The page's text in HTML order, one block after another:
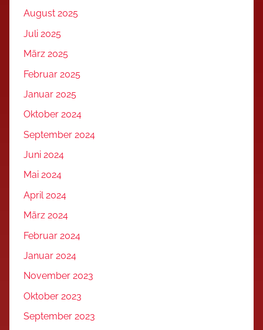
August 2025
Juli 2025
März 2025
Februar 2025
Januar 2025
Oktober 2024
September 2024
Juni 2024
Mai 2024
April 2024
März 2024
Februar 2024
Januar 2024
November 2023
Oktober 2023
September 2023